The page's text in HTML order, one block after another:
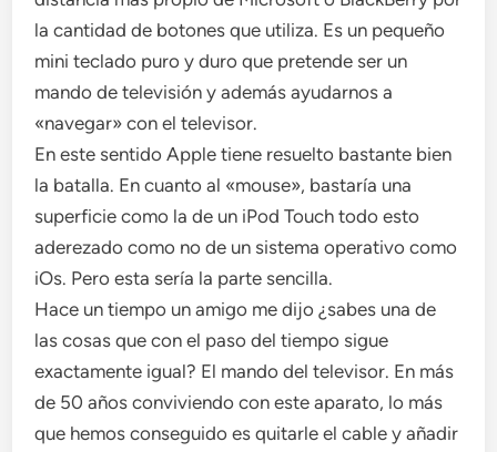
la cantidad de botones que utiliza. Es un pequeño
mini teclado puro y duro que pretende ser un
mando de televisión y además ayudarnos a
«navegar» con el televisor.
En este sentido Apple tiene resuelto bastante bien
la batalla. En cuanto al «mouse», bastaría una
superficie como la de un iPod Touch todo esto
aderezado como no de un sistema operativo como
iOs. Pero esta sería la parte sencilla.
Hace un tiempo un amigo me dijo ¿sabes una de
las cosas que con el paso del tiempo sigue
exactamente igual? El mando del televisor. En más
de 50 años conviviendo con este aparato, lo más
que hemos conseguido es quitarle el cable y añadir